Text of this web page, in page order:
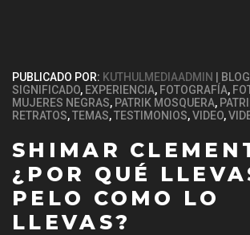
PUBLICADO POR: KUTHULMEDIAADMIN
SIGNIFICADO, EXPERIENCIA, FOTOGRAFÍA,
MUJERES NEGRAS, PATRIK MOSQUERA,
RETRATOS,TEMAS,TESTIMONIOS,VIDEO,
SHIMAR
¿POR QUÉ
PELO COMO LO
LLEVAS?